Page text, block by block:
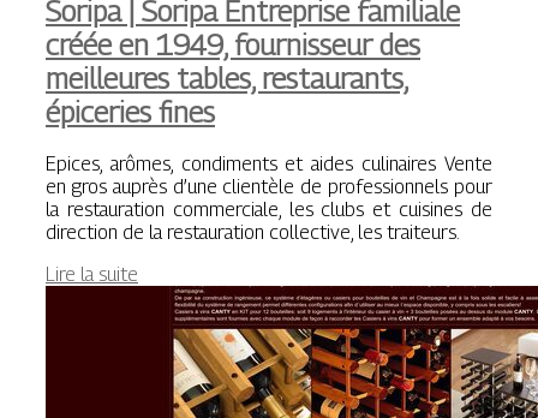
Soripa | Soripa Entreprise familiale
créée en 1949, fournisseur des
meilleures tables, restaurants,
épiceries fines
Epices, arômes, condiments et aides culinaires Vente
en gros auprès d’une clientèle de professionnels pour
la restauration commerciale, les clubs et cuisines de
direction de la restauration collective, les traiteurs.
Lire la suite